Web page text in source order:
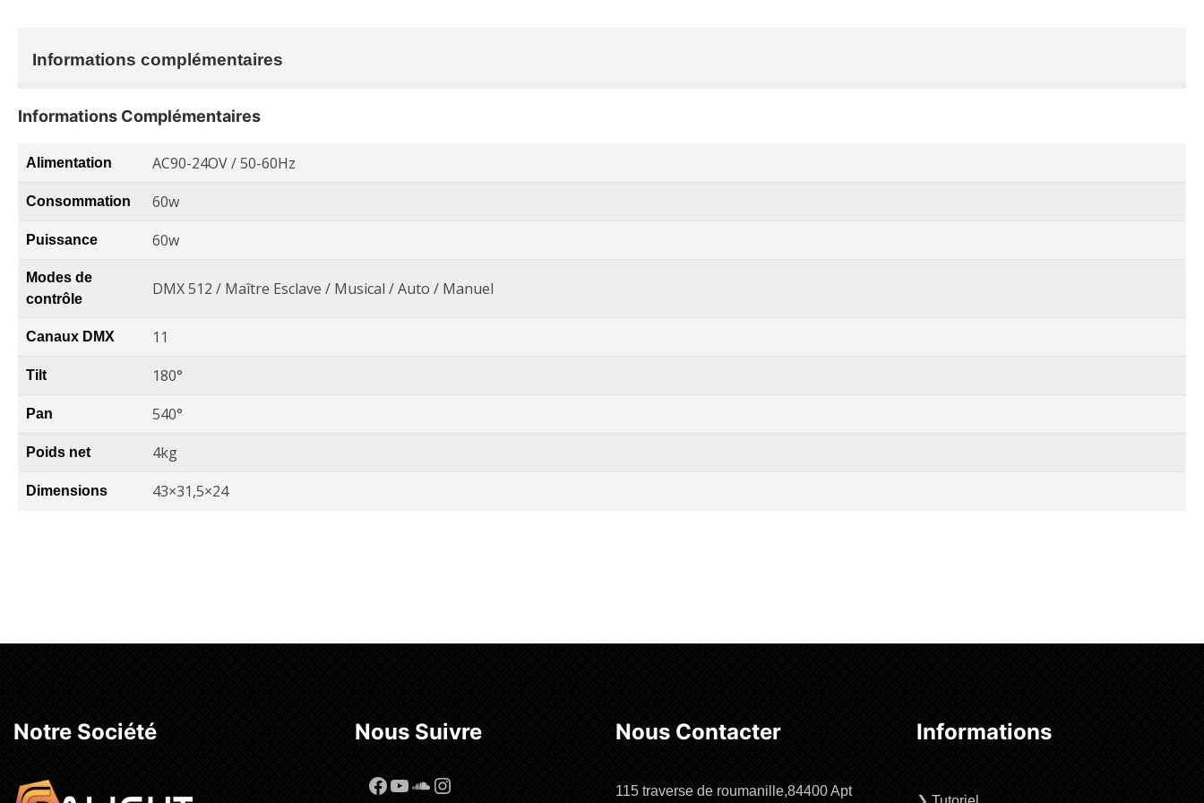
Informations complémentaires
Informations Complémentaires
Alimentation AC90-24OV / 50-60Hz
Consommation 60w
Puissance 60w
Modes de
contrôle
DMX 512 / Maître Esclave / Musical / Auto / Manuel
Canaux DMX 11
Tilt 180°
Pan 540°
Poids net 4kg
Dimensions 43×31,5×24
Notre Société Nous Suivre
Facebook
YouTube
SoundCloud
Instagram
Nous Contacter
115 traverse de roumanille,84400 Apt
Informations